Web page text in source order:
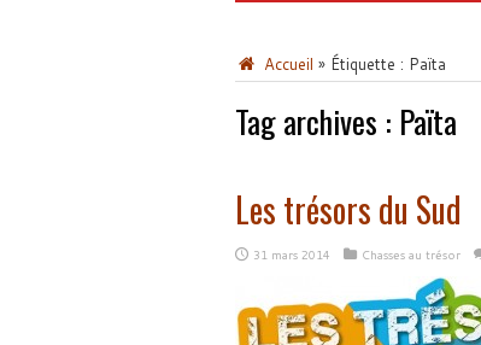
Accueil » Étiquette : Païta
Tag archives : Païta
Les trésors du Sud
31 mars 2014 Chasses au trésor